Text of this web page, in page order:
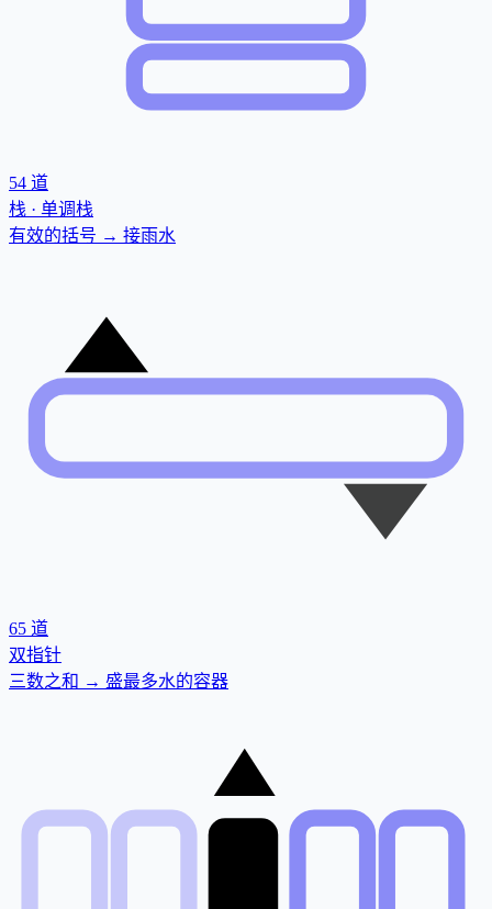
54 道
栈 · 单调栈
有效的括号 → 接雨水
65 道
双指针
三数之和 → 盛最多水的容器